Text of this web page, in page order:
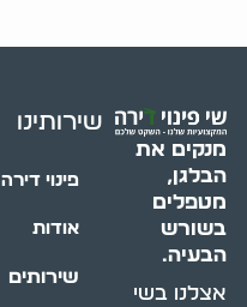
מנקים את
הבלגן,
מטפלים
בשורש
הבעיה.
אצלנו בשי
שירותינו
פינוי דירה
אודות
שירותים